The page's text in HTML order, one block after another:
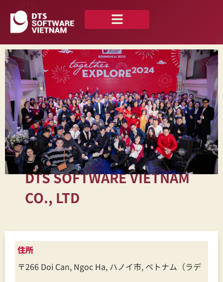
DTS Software Vietnamへのお問い合わ
ます！
DTS SOFTWARE VIETNAM
CO., LTD
住所
〒266 Doi Can, Ngoc Ha, ハノイ市, ベトナム（ラデ